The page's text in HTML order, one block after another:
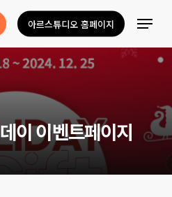
아르스튜디오 홈페이지
Menu
데이이벤트페이지
Close
Menu